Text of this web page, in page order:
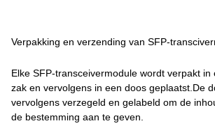
Verpakking en verzending van SFP-
Elke SFP-transceivermodule wordt verpakt in
zak en vervolgens in een doos geplaatst.De
vervolgens verzegeld en gelabeld om de
de bestemming aan te geven.